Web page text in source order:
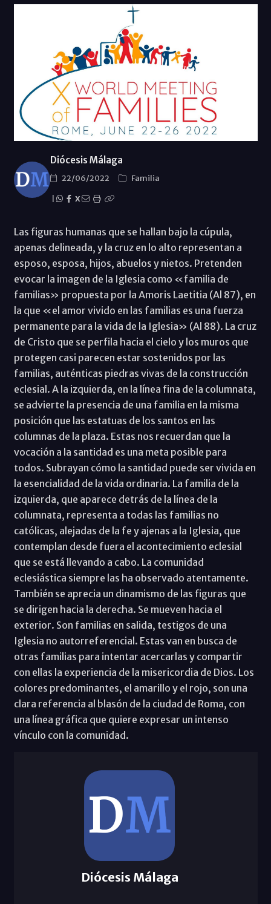
Diócesis Málaga
22/06/2022
Familia
X
Las figuras humanas que se hallan bajo la cúpula,
apenas delineada, y la cruz en lo alto representan a
esposo, esposa, hijos, abuelos y nietos. Pretenden
evocar la imagen de la Iglesia como «familia de
familias» propuesta por la Amoris Laetitia (Al 87), en
la que «el amor vivido en las familias es una fuerza
permanente para la vida de la Iglesia» (Al 88). La cruz
de Cristo que se perfila hacia el cielo y los muros que
protegen casi parecen estar sostenidos por las
familias, auténticas piedras vivas de la construcción
eclesial. A la izquierda, en la línea fina de la columnata,
se advierte la presencia de una familia en la misma
posición que las estatuas de los santos en las
columnas de la plaza. Estas nos recuerdan que la
vocación a la santidad es una meta posible para
todos. Subrayan cómo la santidad puede ser vivida en
la esencialidad de la vida ordinaria. La familia de la
izquierda, que aparece detrás de la línea de la
columnata, representa a todas las familias no
católicas, alejadas de la fe y ajenas a la Iglesia, que
contemplan desde fuera el acontecimiento eclesial
que se está llevando a cabo. La comunidad
eclesiástica siempre las ha observado atentamente.
También se aprecia un dinamismo de las figuras que
se dirigen hacia la derecha. Se mueven hacia el
exterior. Son familias en salida, testigos de una
Iglesia no autorreferencial. Estas van en busca de
otras familias para intentar acercarlas y compartir
con ellas la experiencia de la misericordia de Dios. Los
colores predominantes, el amarillo y el rojo, son una
clara referencia al blasón de la ciudad de Roma, con
una línea gráfica que quiere expresar un intenso
vínculo con la comunidad.
Diócesis Málaga